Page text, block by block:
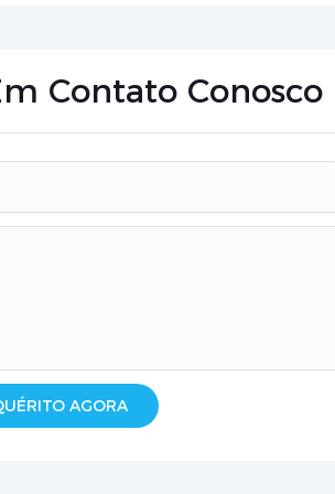
Contato Conosco
AGORA